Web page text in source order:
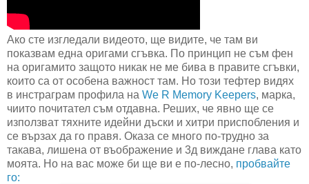
Ако сте изгледали видеото, ще видите, че там ви
показвам една оригами сгъвка. По принцип не съм фен
на оригамито защото никак не ме бива в правите сгъвки,
които са от особена важност там. Но този тефтер видях
в инстраграм профила на We R Memory Keepers, марка,
чиито почитател съм отдавна. Реших, че явно ще се
използват тяхните идейни дъски и хитри приспобления и
се вързах да го правя. Оказа се много по-трудно за
такава, лишена от въображение и 3д виждане глава като
моята. Но на вас може би ще ви е по-лесно, пробвайте
го: